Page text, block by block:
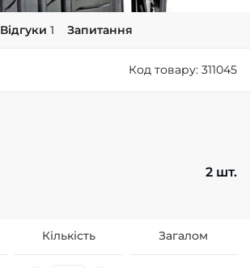
+38 (050)-911-911-2
+38 (099)-643-33-77
Відгуки 1 Запитання
Код товару: 311045
2 шт.
Кількість Загалом